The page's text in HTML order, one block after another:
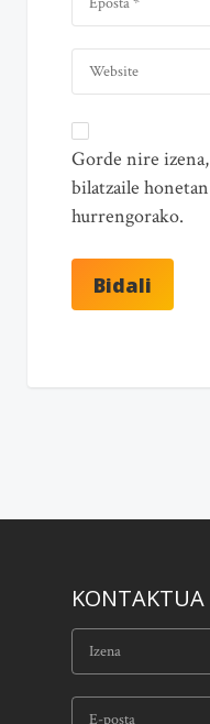
Gorde nire
bilatzaile
hurrengorako.
KONTAKTUA